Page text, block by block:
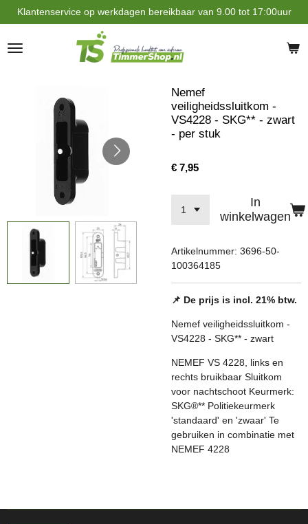
Ga
direct
naar
de
Klantenservice op werkdagen bereikbaar van 9.00 tot 17:00uur
Nemef
veiligheidssluitkom -
VS4228 - SKG** - zwart
- per stuk
€ 7,95
In
winkelwagen
Artikelnummer: 3696-50-
100364185
📌 De prijs is incl. 21% btw.
Nemef veiligheidssluitkom -
VS4228 - SKG** - zwart
NEMEF VS 4228, links en
rechts bruikbaar Sluitkom
voor nachtschoot Keurmerk:
SKG®** Politiekeurmerk
'standaard' en 'zwaar' Te
gebruiken in combinatie met
NEMEF 4228